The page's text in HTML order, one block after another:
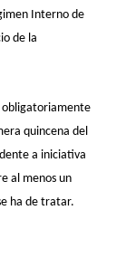
Interno de
de la
obligatoriamente
quincena del
a iniciativa
al menos un
ha de tratar.